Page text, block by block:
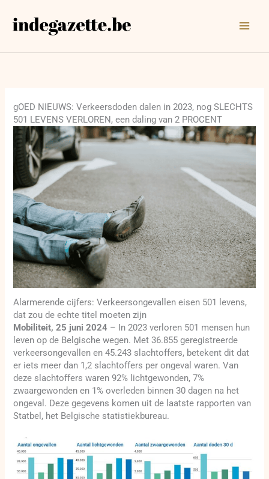
naar
gOED NIEUWS: Verkeersdoden dalen in 2023, nog SLECHTS
501 LEVENS VERLOREN, een daling van 2 PROCENT
Alarmerende cijfers: Verkeersongevallen eisen 501 levens,
dat zou de echte titel moeten zijn
Mobiliteit, 25 juni 2024 – In 2023 verloren 501 mensen hun
leven op de Belgische wegen. Met 36.855 geregistreerde
verkeersongevallen en 45.243 slachtoffers, betekent dit dat
er iets meer dan 1,2 slachtoffers per ongeval waren. Van
deze slachtoffers waren 92% lichtgewonden, 7%
zwaargewonden en 1% overleden binnen 30 dagen na het
ongeval. Deze gegevens komen uit de laatste rapporten van
Statbel, het Belgische statistiekbureau.